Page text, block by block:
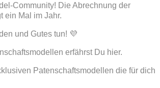
Community! Die Abrechnung der
ein Mal im Jahr.
und Gutes tun! 💜
erfährst Du hier.
Patenschaftsmodellen die für dich